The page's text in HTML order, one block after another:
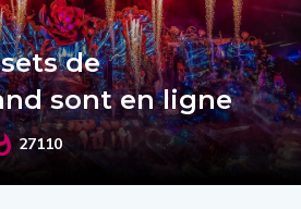
de
sont en ligne